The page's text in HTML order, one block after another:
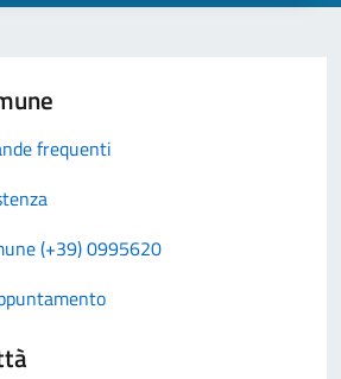
frequenti
(+39) 0995620